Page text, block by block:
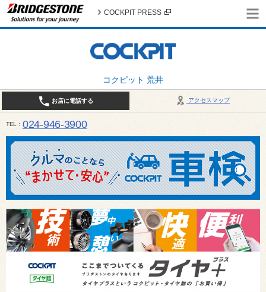
コクピット 荒井
COCKPIT PRESS
アクセスマップ
お店に電話する
TEL 024-946-3900
平日 9:30～19:00 日・祝日 9:30～18:00 / 定休日：毎週火曜日・繁忙期（4月・12月）を除
ご確認ください。